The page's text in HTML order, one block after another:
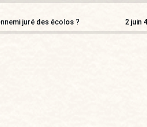
juré des écolos ? 2 juin